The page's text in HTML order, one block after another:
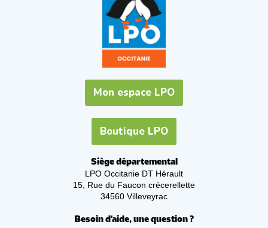
Mon espace LPO
Boutique LPO
Siège départemental
LPO Occitanie DT Hérault
15, Rue du Faucon crécerellette
34560 Villeveyrac
Besoin d'aide, une question ?